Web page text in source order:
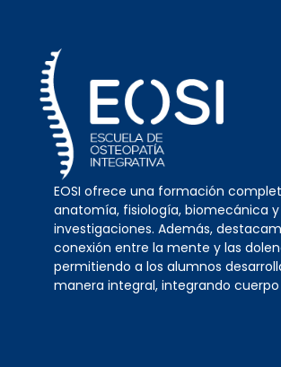
EOSI ofrece una formación
anatomía, fisiología, biomecánica
investigaciones. Además,
conexión entre la mente y las
permitiendo a los alumnos
manera integral, integrando